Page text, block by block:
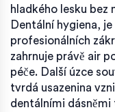
hladkého lesku bez
Dentální hygiena, je
profesionálních
zahrnuje právě air
péče. Další úzce
tvrdá usazenina
dentálními